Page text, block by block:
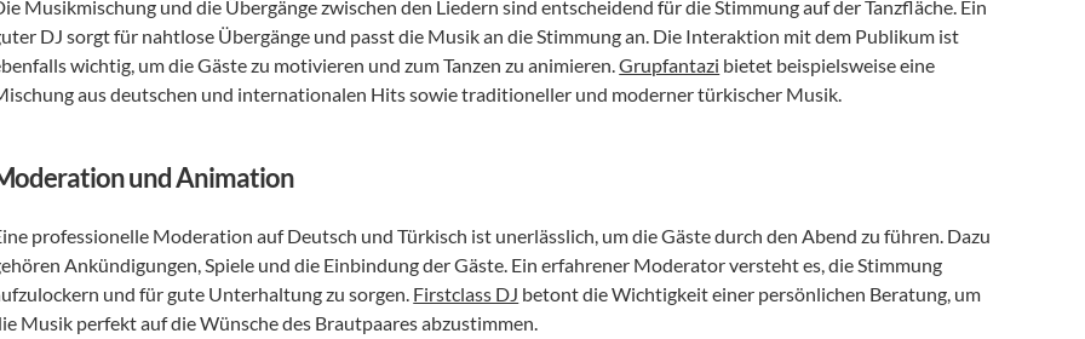
Musikmischung und die Übergänge zwischen den Liedern sind entscheidend für die Stimmung auf der Tanzfläche. Ein
DJ sorgt für nahtlose Übergänge und passt die Musik an die Stimmung an. Die Interaktion mit dem Publikum ist
wichtig, um die Gäste zu motivieren und zum Tanzen zu animieren. Grupfantazi bietet beispielsweise eine
aus deutschen und internationalen Hits sowie traditioneller und moderner türkischer Musik.
und Animation
professionelle Moderation auf Deutsch und Türkisch ist unerlässlich, um die Gäste durch den Abend zu führen. Dazu
Ankündigungen, Spiele und die Einbindung der Gäste. Ein erfahrener Moderator versteht es, die Stimmung
und für gute Unterhaltung zu sorgen. Firstclass DJ betont die Wichtigkeit einer persönlichen Beratung, um
Musik perfekt auf die Wünsche des Brautpaares abzustimmen.